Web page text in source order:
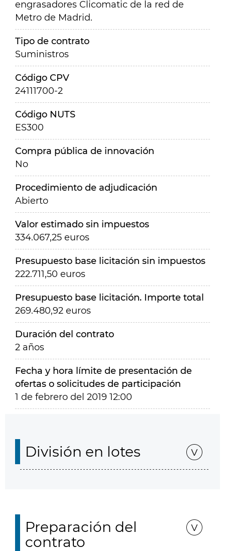
engrasadores Clicomatic de la red de
Metro de Madrid.
Tipo de contrato
Suministros
Código CPV
24111700-2
Código NUTS
ES300
Compra pública de innovación
No
Procedimiento de adjudicación
Abierto
Valor estimado sin impuestos
334.067,25 euros
Presupuesto base licitación sin impuestos
222.711,50 euros
Presupuesto base licitación. Importe total
269.480,92 euros
Duración del contrato
2 años
Fecha y hora límite de presentación de
ofertas o solicitudes de participación
1 de febrero del 2019 12:00
División en lotes
Preparación del
contrato